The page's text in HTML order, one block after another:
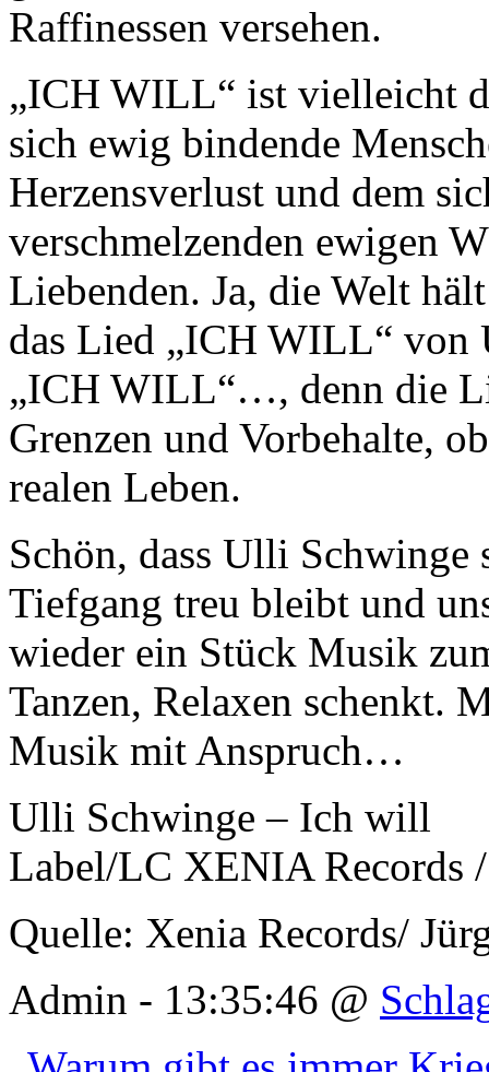
Raffinessen versehen.
„ICH WILL“ ist vielleicht
sich ewig bindende
Herzensverlust und dem
verschmelzenden ewigen
Liebenden. Ja, die Welt
das Lied „ICH WILL“
„ICH WILL“…, denn die
Grenzen und Vorbehalte,
realen Leben.
Schön, dass Ulli
Tiefgang treu bleibt und
wieder ein Stück Musik
Tanzen, Relaxen schenkt.
Musik mit Anspruch…
Ulli Schwinge – Ich will
Label/LC XENIA Records
Quelle: Xenia Records/
Admin - 13:35:46 @